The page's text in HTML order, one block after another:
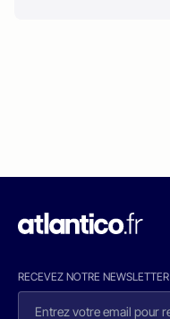
RECEVEZ NOTRE NEWSLETTER